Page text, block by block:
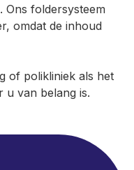
Ons foldersysteem
omdat de inhoud
of polikliniek als het
van belang is.